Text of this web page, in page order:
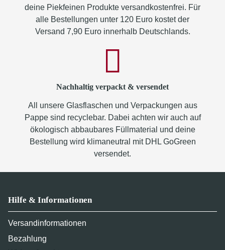
deine Piekfeinen Produkte versandkostenfrei. Für
alle Bestellungen unter 120 Euro kostet der
Versand 7,90 Euro innerhalb Deutschlands.
Nachhaltig verpackt & versendet
All unsere Glasflaschen und Verpackungen aus
Pappe sind recyclebar. Dabei achten wir auch auf
ökologisch abbaubares Füllmaterial und deine
Bestellung wird klimaneutral mit DHL GoGreen
versendet.
Hilfe & Informationen
Versandinformationen
Bezahlung